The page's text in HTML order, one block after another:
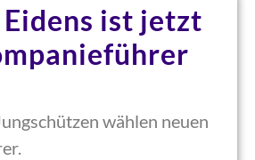
ist jetzt
wählen neuen